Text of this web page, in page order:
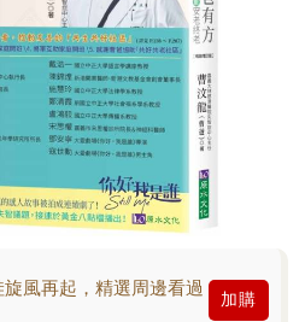
風再起，精選周邊看過
加購